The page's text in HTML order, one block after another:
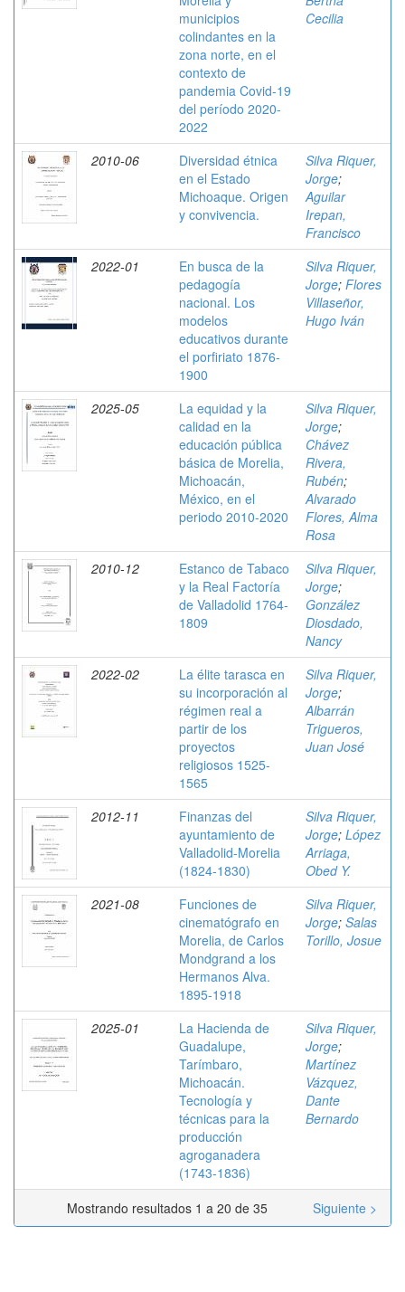
municipios
colindantes en la
zona norte, en el
contexto de
pandemia Covid-19
del período 2020-
2022
Cecilia
2010-06
Diversidad étnica
en el Estado
Michoaque. Origen
y convivencia.
Silva Riquer,
Jorge;
Aguilar
Irepan,
Francisco
2022-01
En busca de la
pedagogía
nacional. Los
modelos
educativos durante
el porfiriato 1876-
1900
Silva Riquer,
Jorge; Flores
Villaseñor,
Hugo Iván
2025-05
La equidad y la
calidad en la
educación pública
básica de Morelia,
Michoacán,
México, en el
periodo 2010-2020
Silva Riquer,
Jorge;
Chávez
Rivera,
Rubén;
Alvarado
Flores, Alma
Rosa
2010-12
Estanco de Tabaco
y la Real Factoría
de Valladolid 1764-
1809
Silva Riquer,
Jorge;
González
Diosdado,
Nancy
2022-02
La élite tarasca en
su incorporación al
régimen real a
partir de los
proyectos
religiosos 1525-
1565
Silva Riquer,
Jorge;
Albarrán
Trigueros,
Juan José
2012-11
Finanzas del
ayuntamiento de
Valladolid-Morelia
(1824-1830)
Silva Riquer,
Jorge; López
Arriaga,
Obed Y.
2021-08
Funciones de
cinematógrafo en
Morelia, de Carlos
Mondgrand a los
Hermanos Alva.
1895-1918
Silva Riquer,
Jorge; Salas
Torillo, Josue
2025-01
La Hacienda de
Guadalupe,
Tarímbaro,
Michoacán.
Tecnología y
técnicas para la
producción
agroganadera
(1743-1836)
Silva Riquer,
Jorge;
Martínez
Vázquez,
Dante
Bernardo
Mostrando resultados 1 a 20 de 35 Siguiente >